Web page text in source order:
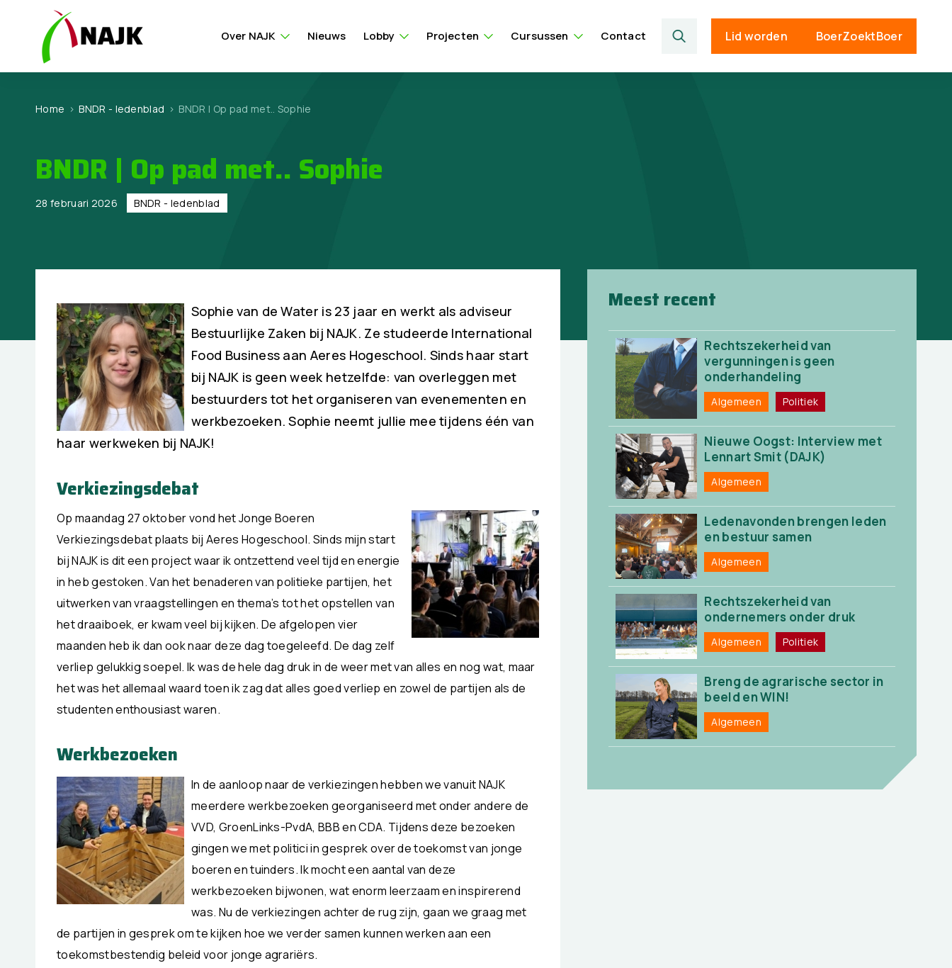
Over NAJK Nieuws Lobby Projecten Cursussen Contact Lid worden BoerZoektBoer
Home > BNDR - ledenblad > BNDR | Op pad met.. Sophie
BNDR | Op pad met.. Sophie
28 februari 2026 BNDR - ledenblad
Sophie van de Water is 23 jaar en werkt als adviseur
Bestuurlijke Zaken bij NAJK. Ze studeerde International
Food Business aan Aeres Hogeschool. Sinds haar start
bij NAJK is geen week hetzelfde: van overleggen met
bestuurders tot het organiseren van evenementen en
werkbezoeken. Sophie neemt jullie mee tijdens één van
haar werkweken bij NAJK!
Verkiezingsdebat
Op maandag 27 oktober vond het Jonge Boeren
Verkiezingsdebat plaats bij Aeres Hogeschool. Sinds mijn start
bij NAJK is dit een project waar ik ontzettend veel tijd en energie
in heb gestoken. Van het benaderen van politieke partijen, het
uitwerken van vraagstellingen en thema’s tot het opstellen van
het draaiboek, er kwam veel bij kijken. De afgelopen vier
maanden heb ik dan ook naar deze dag toegeleefd. De dag zelf
verliep gelukkig soepel. Ik was de hele dag druk in de weer met van alles en nog wat, maar
het was het allemaal waard toen ik zag dat alles goed verliep en zowel de partijen als de
studenten enthousiast waren.
Werkbezoeken
In de aanloop naar de verkiezingen hebben we vanuit NAJK
meerdere werkbezoeken georganiseerd met onder andere de
VVD, GroenLinks-PvdA, BBB en CDA. Tijdens deze bezoeken
gingen we met politici in gesprek over de toekomst van jonge
boeren en tuinders. Ik mocht een aantal van deze
werkbezoeken bijwonen, wat enorm leerzaam en inspirerend
was. Nu de verkiezingen achter de rug zijn, gaan we graag met
de partijen in gesprek om te kijken hoe we verder samen kunnen werken aan een
toekomstbestendig beleid voor jonge agrariërs.
Meest recent
Rechtszekerheid van
vergunningen is geen
onderhandeling
Algemeen Politiek
Nieuwe Oogst: Interview met
Lennart Smit (DAJK)
Algemeen
Ledenavonden brengen leden
en bestuur samen
Algemeen
Rechtszekerheid van
ondernemers onder druk
Algemeen Politiek
Breng de agrarische sector in
beeld en WIN!
Algemeen